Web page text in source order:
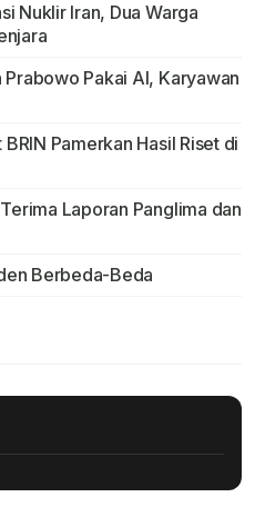
Nuklir Iran, Dua Warga
Pakai AI, Karyawan
Pamerkan Hasil Riset di
Laporan Panglima dan
Berbeda-Beda